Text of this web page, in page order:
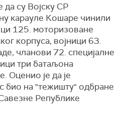
да су Војску СР
карауле Кошаре чинили
125. моторизоване
корпуса, војници 63.
чланови 72. специјалне
три батаљона
Оценио је да је
био на "тежишту" одбране
Републике